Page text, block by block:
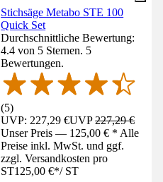
Stichsäge Metabo STE 100
Quick Set
Durchschnittliche Bewertung:
4.4 von 5 Sternen. 5
Bewertungen.
(5)
UVP: 227,29 €UVP227,29 €
Unser Preis — 125,00 € * Alle
Preise inkl. MwSt. und ggf.
zzgl. Versandkosten pro
ST125,00 €*/ ST